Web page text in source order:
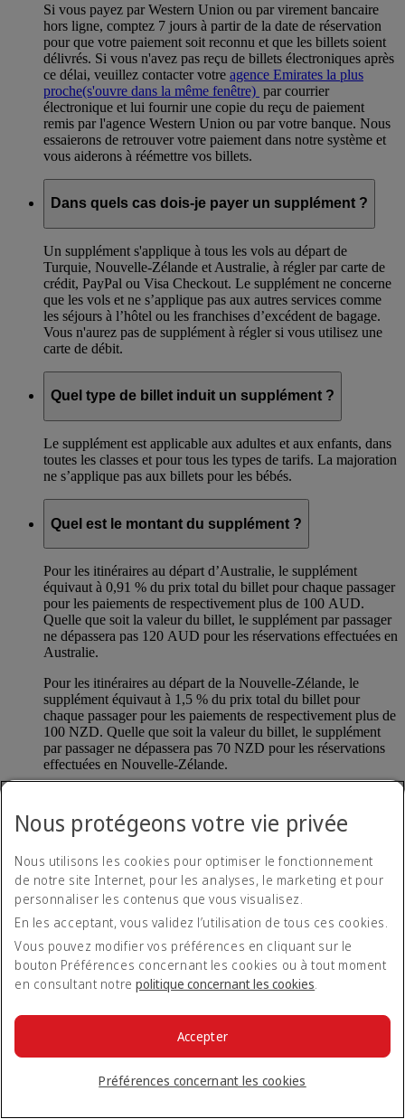
Si vous payez par Western Union ou par virement bancaire
hors ligne, comptez 7 jours à partir de la date de réservation
pour que votre paiement soit reconnu et que les billets soient
délivrés. Si vous n'avez pas reçu de billets électroniques après
ce délai, veuillez contacter votre agence Emirates la plus
proche(s'ouvre dans la même fenêtre) par courrier
électronique et lui fournir une copie du reçu de paiement
remis par l'agence Western Union ou par votre banque. Nous
essaierons de retrouver votre paiement dans notre système et
vous aiderons à réémettre vos billets.
Dans quels cas dois-je payer un supplément ?
Un supplément s'applique à tous les vols au départ de
Turquie, Nouvelle-Zélande et Australie, à régler par carte de
crédit, PayPal ou Visa Checkout. Le supplément ne concerne
que les vols et ne s’applique pas aux autres services comme
les séjours à l’hôtel ou les franchises d’excédent de bagage.
Vous n'aurez pas de supplément à régler si vous utilisez une
carte de débit.
Quel type de billet induit un supplément ?
Le supplément est applicable aux adultes et aux enfants, dans
toutes les classes et pour tous les types de tarifs. La majoration
ne s’applique pas aux billets pour les bébés.
Quel est le montant du supplément ?
Pour les itinéraires au départ d’Australie, le supplément
équivaut à 0,91 % du prix total du billet pour chaque passager
pour les paiements de respectivement plus de 100 AUD.
Quelle que soit la valeur du billet, le supplément par passager
ne dépassera pas 120 AUD pour les réservations effectuées en
Australie.
Pour les itinéraires au départ de la Nouvelle-Zélande, le
supplément équivaut à 1,5 % du prix total du billet pour
chaque passager pour les paiements de respectivement plus de
100 NZD. Quelle que soit la valeur du billet, le supplément
par passager ne dépassera pas 70 NZD pour les réservations
effectuées en Nouvelle-Zélande.
à 5 USD pour tout paiement de plus de 200 USD.
Mon supplément sera-t-il remboursé si je n'utilise
pas mon billet ?
Le supplément est entièrement remboursable tant qu’aucune
partie du billet n’a été utilisée pour voyager.
Qu’est-ce qu’Emirates Pay ?
Emirates Pay est un moyen rapide et pratique de régler ses
Deutsche Bank et l’IATA pour vous proposer une nouvelle
sécurité renforcés.
Nous protégeons votre vie privée
Nous utilisons les cookies pour optimiser le fonctionnement
de notre site Internet, pour les analyses, le marketing et pour
personnaliser les contenus que vous visualisez.
En les acceptant, vous validez l’utilisation de tous ces cookies.
Vous pouvez modifier vos préférences en cliquant sur le
bouton Préférences concernant les cookies ou à tout moment
en consultant notrepolitique concernant les cookies.
Préférences concernant les cookies
Accepter